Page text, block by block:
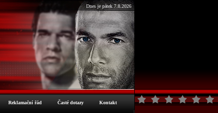
Dnes je pátek 7.8.2026
Reklamační řád Časté dotazy Kontakt